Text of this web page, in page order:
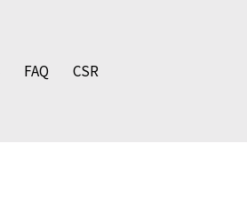
FAQ CSR